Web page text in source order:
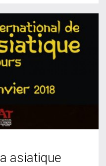
asiatique